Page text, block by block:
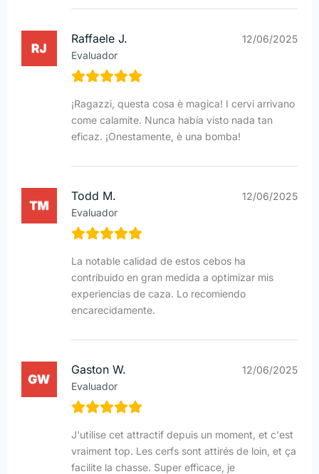
Raffaele J.
Evaluador
12/06/2025
¡Ragazzi, questa cosa è magica! I cervi arrivano
come calamite. Nunca había visto nada tan
eficaz. ¡Onestamente, è una bomba!
Todd M.
Evaluador
12/06/2025
La notable calidad de estos cebos ha
contribuido en gran medida a optimizar mis
experiencias de caza. Lo recomiendo
encarecidamente.
Gaston W.
Evaluador
12/06/2025
J'utilise cet attractif depuis un moment, et c'est
vraiment top. Les cerfs sont attirés de loin, et ça
facilite la chasse. Super efficace, je